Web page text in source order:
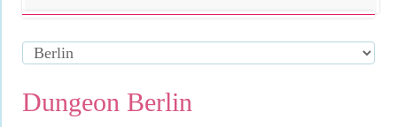
Dungeon Berlin